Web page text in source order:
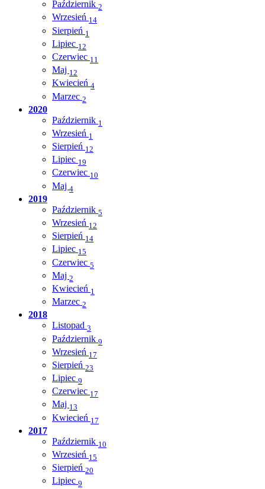
Październik 2
Wrzesień 14
Sierpień 1
Lipiec 12
Czerwiec 11
Maj 12
Kwiecień 4
Marzec 2
2020
Październik 1
Wrzesień 1
Sierpień 12
Lipiec 19
Czerwiec 10
Maj 4
2019
Październik 5
Wrzesień 12
Sierpień 14
Lipiec 15
Czerwiec 5
Maj 2
Kwiecień 1
Marzec 2
2018
Listopad 3
Październik 9
Wrzesień 17
Sierpień 23
Lipiec 9
Czerwiec 17
Maj 13
Kwiecień 17
2017
Październik 10
Wrzesień 15
Sierpień 20
Lipiec 9